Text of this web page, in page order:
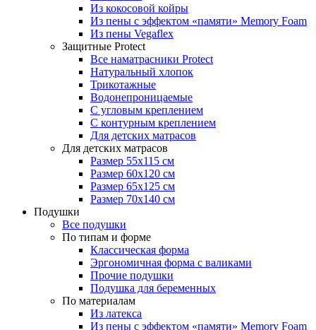
Из кокосовой койры
Из пены с эффектом «памяти» Memory Foam
Из пены Vegaflex
Защитные Protect
Все наматрасники Protect
Натуральный хлопок
Трикотажные
Водонепроницаемые
С угловым креплением
С контурным креплением
Для детских матрасов
Для детских матрасов
Размер 55x115 см
Размер 60x120 см
Размер 65x125 см
Размер 70x140 см
Подушки
Все подушки
По типам и форме
Классическая форма
Эргономичная форма с валиками
Прочие подушки
Подушка для беременных
По материалам
Из латекса
Из пены с эффектом «памяти» Memory Foam